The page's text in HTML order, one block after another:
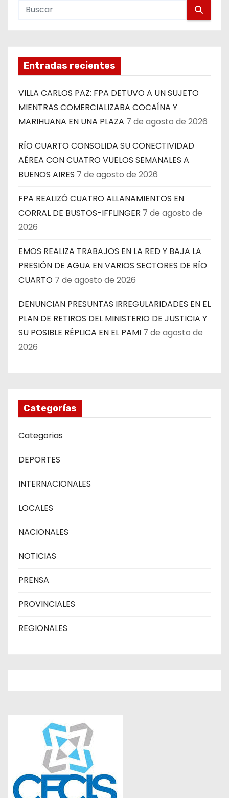
Entradas recientes
VILLA CARLOS PAZ: FPA DETUVO A UN SUJETO
MIENTRAS COMERCIALIZABA COCAÍNA Y
MARIHUANA EN UNA PLAZA 7 de agosto de 2026
RÍO CUARTO CONSOLIDA SU CONECTIVIDAD
AÉREA CON CUATRO VUELOS SEMANALES A
BUENOS AIRES 7 de agosto de 2026
FPA REALIZÓ CUATRO ALLANAMIENTOS EN
CORRAL DE BUSTOS-IFFLINGER 7 de agosto de
2026
EMOS REALIZA TRABAJOS EN LA RED Y BAJA LA
PRESIÓN DE AGUA EN VARIOS SECTORES DE RÍO
CUARTO 7 de agosto de 2026
DENUNCIAN PRESUNTAS IRREGULARIDADES EN EL
PLAN DE RETIROS DEL MINISTERIO DE JUSTICIA Y
SU POSIBLE RÉPLICA EN EL PAMI 7 de agosto de
2026
Categorías
Categorias
DEPORTES
INTERNACIONALES
LOCALES
NACIONALES
NOTICIAS
PRENSA
PROVINCIALES
REGIONALES